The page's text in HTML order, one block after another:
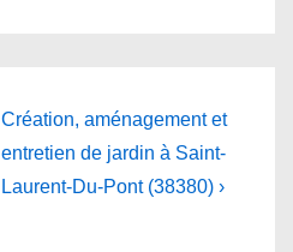
Next
Post
is
Création, aménagement et
entretien de jardin à Saint-
Laurent-Du-Pont (38380) ›